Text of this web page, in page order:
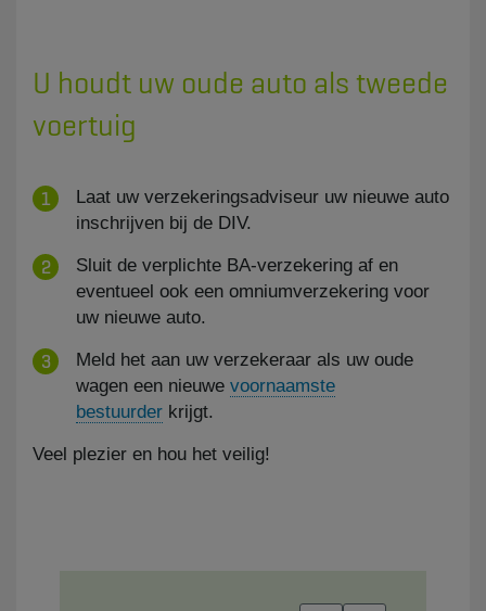
U houdt uw oude auto als tweede
voertuig
​Laat uw verzekeringsadviseur uw nieuwe auto
inschrijven bij de DIV.
Sluit de verplichte BA-verzekering af en
eventueel ook een omniumverzekering voor
uw nieuwe auto.
Meld het aan uw verzekeraar als uw oude
wagen een nieuwe voornaamste
bestuurder krijgt.
Veel plezier en hou het veilig!